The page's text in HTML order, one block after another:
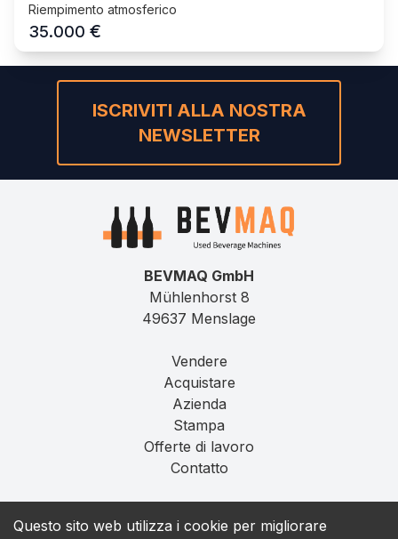
Riempimento atmosferico
35.000 €
Questo sito web utilizza i cookie per migliorare
ISCRIVITI ALLA NOSTRA
NEWSLETTER
BEVMAQ GmbH
Mühlenhorst 8
49637 Menslage
Vendere
Acquistare
Azienda
Stampa
Offerte di lavoro
Contatto
Privacy